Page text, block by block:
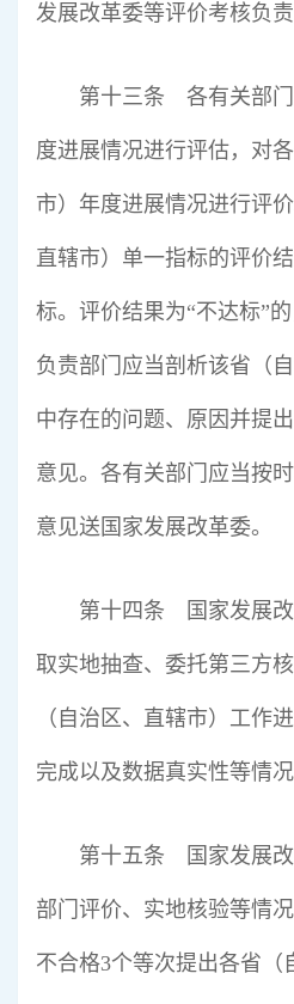
发展改革委等评价考核负责
第十三条 各有关部
度进展情况进行评估，对
市）年度进展情况进行评
直辖市）单一指标的评价
标。评价结果为“不达标”
负责部门应当剖析该省（
中存在的问题、原因并提
意见。各有关部门应当按
意见送国家发展改革委。
第十四条 国家发展
取实地抽查、委托第三方
（自治区、直辖市）工作
完成以及数据真实性等情
第十五条 国家发展改
部门评价、实地核验等情
不合格3个等次提出各省（